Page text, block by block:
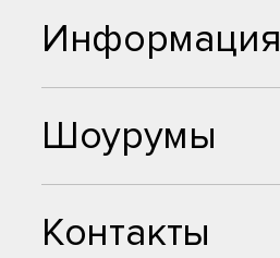
Шоурумы
Контакты
Информация